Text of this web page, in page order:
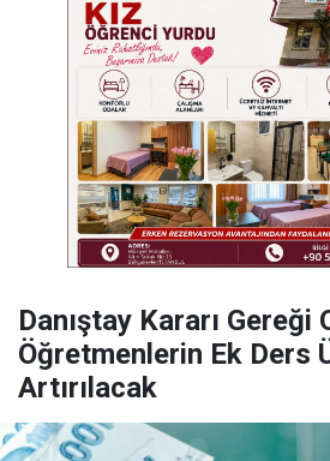
Danıştay Kararı Gereği
Öğretmenlerin Ek Ders
Artırılacak